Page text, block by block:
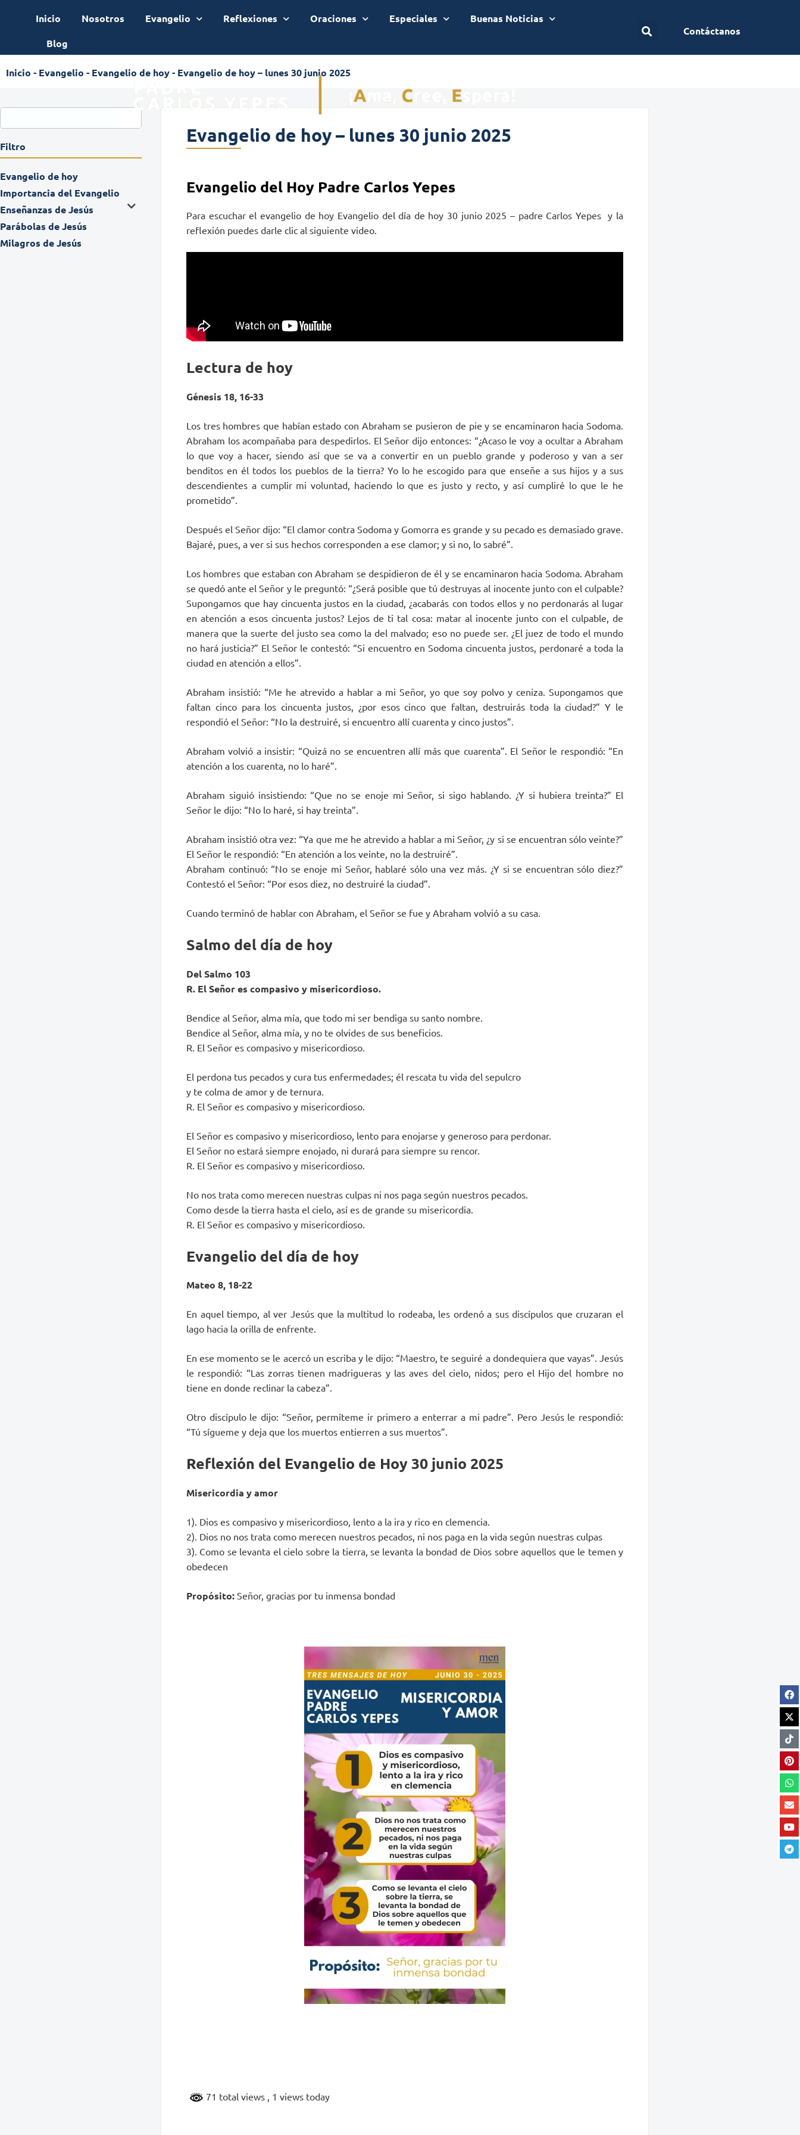
Inicio Nosotros Evangelio Reflexiones Oraciones Especiales
Buenas Noticias
Blog
Contáctanos
Inicio - Evangelio - Evangelio de hoy- Evangelio de hoy – lunes 30 junio 2025
Filtro
Evangelio de hoy
Importancia del Evangelio
Enseñanzas de Jesús
Parábolas de Jesús
Milagros de Jesús
Evangelio de hoy – lunes 30 junio 2025
Evangelio del Hoy Padre Carlos Yepes
Para escuchar el evangelio de hoy Evangelio del día de hoy 30 junio 2025 – padre Carlos Yepes y la
reflexión puedes darle clic al siguiente video.
Lectura de hoy
Génesis 18, 16-33
Los tres hombres que habían estado con Abraham se pusieron de pie y se encaminaron hacia Sodoma.
Abraham los acompañaba para despedirlos. El Señor dijo entonces: “¿Acaso le voy a ocultar a Abraham
lo que voy a hacer, siendo así que se va a convertir en un pueblo grande y poderoso y van a ser
benditos en él todos los pueblos de la tierra? Yo lo he escogido para que enseñe a sus hijos y a sus
descendientes a cumplir mi voluntad, haciendo lo que es justo y recto, y así cumpliré lo que le he
prometido”.
Después el Señor dijo: “El clamor contra Sodoma y Gomorra es grande y su pecado es demasiado grave.
Bajaré, pues, a ver si sus hechos corresponden a ese clamor; y si no, lo sabré”.
Los hombres que estaban con Abraham se despidieron de él y se encaminaron hacia Sodoma. Abraham
se quedó ante el Señor y le preguntó: “¿Será posible que tú destruyas al inocente junto con el culpable?
Supongamos que hay cincuenta justos en la ciudad, ¿acabarás con todos ellos y no perdonarás al lugar
en atención a esos cincuenta justos? Lejos de ti tal cosa: matar al inocente junto con el culpable, de
manera que la suerte del justo sea como la del malvado; eso no puede ser. ¿El juez de todo el mundo
no hará justicia?” El Señor le contestó: “Si encuentro en Sodoma cincuenta justos, perdonaré a toda la
ciudad en atención a ellos”.
Abraham insistió: “Me he atrevido a hablar a mi Señor, yo que soy polvo y ceniza. Supongamos que
faltan cinco para los cincuenta justos, ¿por esos cinco que faltan, destruirás toda la ciudad?” Y le
respondió el Señor: “No la destruiré, si encuentro allí cuarenta y cinco justos”.
Abraham volvió a insistir: “Quizá no se encuentren allí más que cuarenta”. El Señor le respondió: “En
atención a los cuarenta, no lo haré”.
Abraham siguió insistiendo: “Que no se enoje mi Señor, si sigo hablando. ¿Y si hubiera treinta?” El
Señor le dijo: “No lo haré, si hay treinta”.
Abraham insistió otra vez: “Ya que me he atrevido a hablar a mi Señor, ¿y si se encuentran sólo veinte?”
El Señor le respondió: “En atención a los veinte, no la destruiré”.
Abraham continuó: “No se enoje mi Señor, hablaré sólo una vez más. ¿Y si se encuentran sólo diez?”
Contestó el Señor: “Por esos diez, no destruiré la ciudad”.
Cuando terminó de hablar con Abraham, el Señor se fue y Abraham volvió a su casa.
Salmo del día de hoy
Del Salmo 103
R. El Señor es compasivo y misericordioso.
Bendice al Señor, alma mía, que todo mi ser bendiga su santo nombre.
Bendice al Señor, alma mía, y no te olvides de sus beneficios.
R. El Señor es compasivo y misericordioso.
El perdona tus pecados y cura tus enfermedades; él rescata tu vida del sepulcro
y te colma de amor y de ternura.
R. El Señor es compasivo y misericordioso.
El Señor es compasivo y misericordioso, lento para enojarse y generoso para perdonar.
El Señor no estará siempre enojado, ni durará para siempre su rencor.
R. El Señor es compasivo y misericordioso.
No nos trata como merecen nuestras culpas ni nos paga según nuestros pecados.
Como desde la tierra hasta el cielo, así es de grande su misericordia.
R. El Señor es compasivo y misericordioso.
Evangelio del día de hoy
Mateo 8, 18-22
En aquel tiempo, al ver Jesús que la multitud lo rodeaba, les ordenó a sus discípulos que cruzaran el
lago hacia la orilla de enfrente.
En ese momento se le acercó un escriba y le dijo: “Maestro, te seguiré a dondequiera que vayas”. Jesús
le respondió: “Las zorras tienen madrigueras y las aves del cielo, nidos; pero el Hijo del hombre no
tiene en donde reclinar la cabeza”.
Otro discípulo le dijo: “Señor, permíteme ir primero a enterrar a mi padre”. Pero Jesús le respondió:
“Tú sígueme y deja que los muertos entierren a sus muertos”.
Reflexión del Evangelio de Hoy 30 junio 2025
Misericordia y amor
1). Dios es compasivo y misericordioso, lento a la ira y rico en clemencia.
2). Dios no nos trata como merecen nuestros pecados, ni nos paga en la vida según nuestras culpas
3). Como se levanta el cielo sobre la tierra, se levanta la bondad de Dios sobre aquellos que le temen y
obedecen
Propósito: Señor, gracias por tu inmensa bondad
71 total views , 1 views today